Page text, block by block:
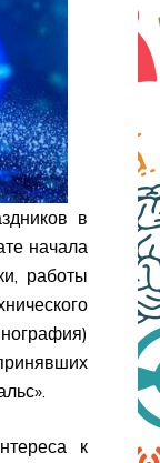
в
начала
работы
к